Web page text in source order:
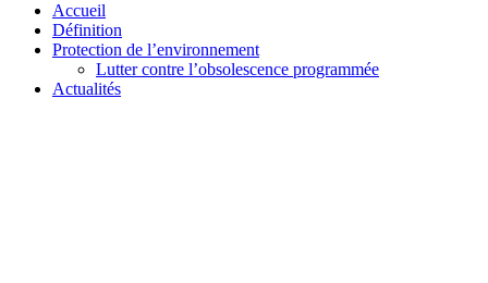
Accueil
Définition
Protection de l’environnement
Lutter contre l’obsolescence programmée
Actualités